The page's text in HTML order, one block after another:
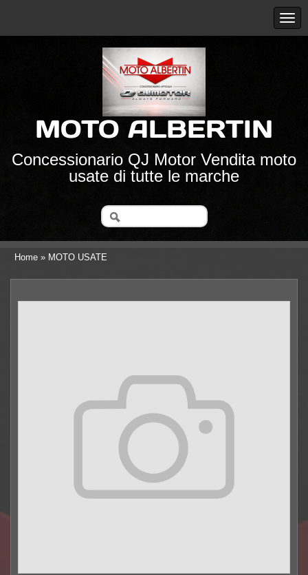
MOTO ALBERTIN
Concessionario QJ Motor Vendita moto
usate di tutte le marche
Home » MOTO USATE